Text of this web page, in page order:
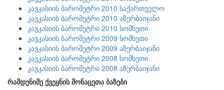
კავკასიის ბარომეტრი 2010 საქართველო
კავკასიის ბარომეტრი 2010 აზერბაიჯანი
კავკასიის ბარომეტრი 2010 სომხეთი
კავკასიის ბარომეტრი 2009 სომხეთი
კავკასიის ბარომეტრი 2009 აზერბაიჯანი
კავკასიის ბარომეტრი 2008 სომხეთი
კავკასიის ბარომეტრი 2008 აზერბაიჯანი
რამდენიმე ქვეყნის მონაცეთა ბაზები